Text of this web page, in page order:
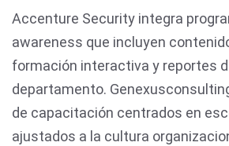
Accenture Security integra
awareness que incluyen
formación interactiva y reportes
departamento.
de capacitación centrados en
ajustados a la cultura